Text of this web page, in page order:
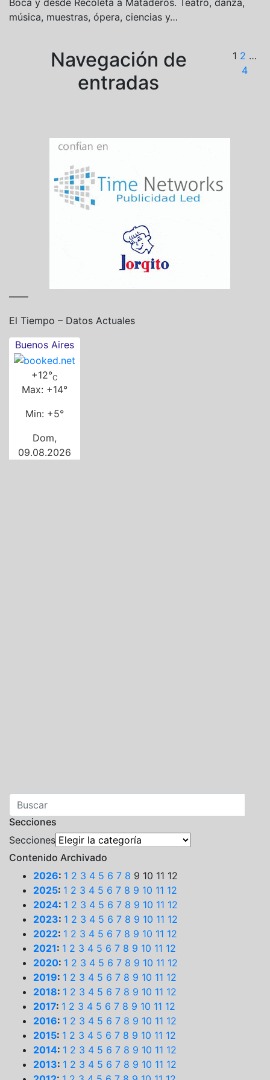
Boca y desde Recoleta a Mataderos. Teatro, danza,
música, muestras, ópera, ciencias y…
Navegación de
entradas
1 2 …
4
——
El Tiempo – Datos Actuales
Buenos Aires
+12°C
Max: +14°
Min: +5°
Dom,
09.08.2026
Secciones
Secciones
Contenido Archivado
2026: 1 2 3 4 5 6 7 8 9 10 11 12
2025: 1 2 3 4 5 6 7 8 9 10 11 12
2024: 1 2 3 4 5 6 7 8 9 10 11 12
2023: 1 2 3 4 5 6 7 8 9 10 11 12
2022: 1 2 3 4 5 6 7 8 9 10 11 12
2021: 1 2 3 4 5 6 7 8 9 10 11 12
2020: 1 2 3 4 5 6 7 8 9 10 11 12
2019: 1 2 3 4 5 6 7 8 9 10 11 12
2018: 1 2 3 4 5 6 7 8 9 10 11 12
2017: 1 2 3 4 5 6 7 8 9 10 11 12
2016: 1 2 3 4 5 6 7 8 9 10 11 12
2015: 1 2 3 4 5 6 7 8 9 10 11 12
2014: 1 2 3 4 5 6 7 8 9 10 11 12
2013: 1 2 3 4 5 6 7 8 9 10 11 12